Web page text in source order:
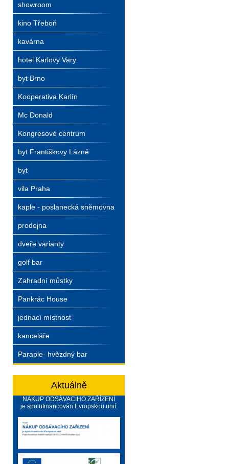
showroom
kino Třeboň
kavárna
hotel Karlovy Vary
byt Brno
Kooperativa Karlín
Mc Donald
Kongresové centrum
byt Františkovy Lázně
byt
vila Praha
kaple - poslanecká sněmovna
prodejna
dveře varianty
golf bar
Zahradní můstky
Pankrác House
jednací místnost
kanceláře
Paraple- hvězdný bar
Aktuálně
NÁKUP ODSÁVACÍHO ZAŘÍZENÍ
je spolufinancován Evropskou unií.